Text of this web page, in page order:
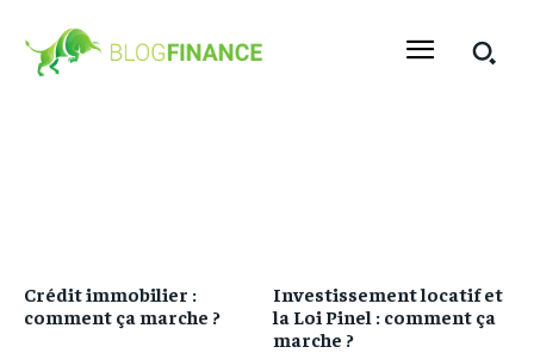
Crédit immobilier :
comment ça marche ?
Investissement locatif et
la Loi Pinel : comment ça
marche ?